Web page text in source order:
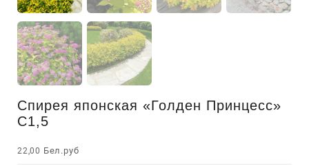
Спирея японская «Голден Принцесс»
С1,5
22,00 Бел.руб